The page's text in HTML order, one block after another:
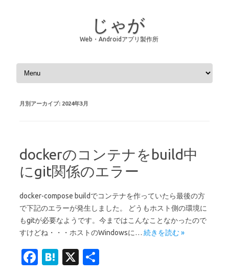
じゃが
Web・Androidアプリ製作所
コンテンツへスキップ
月別アーカイブ: 2024年3月
dockerのコンテナをbuild中
にgit関係のエラー
docker-compose buildでコンテナを作っていたら最後の方
で下記のエラーが発生しました。 どうもホスト側の環境に
もgitが必要なようです。今まではこんなことなかったので
すけどね・・・ホストのWindowsに… 続きを読む »
Fa
H
X